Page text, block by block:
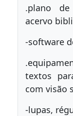
.plano
acervo
-software
textos
com visão
-lupas,